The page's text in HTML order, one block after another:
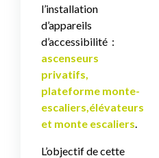
l’installation
d’appareils
d’accessibilité :
ascenseurs
privatifs,
plateforme monte-
escaliers,élévateurs
et monte escaliers.
L’objectif de cette